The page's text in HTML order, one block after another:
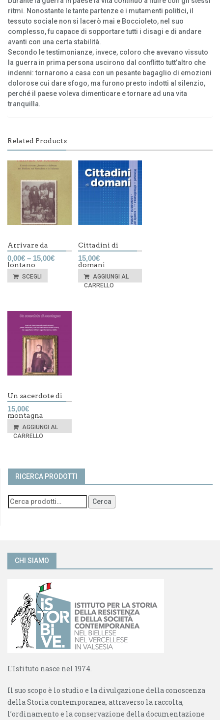
ritmi. Nonostante le tante partenze e i mutamenti politici, il
tessuto sociale non si lacerò mai e Boccioleto, nel suo
complesso, fu capace di sopportare tutti i disagi e di andare
avanti con una certa stabilità.
Secondo le testimonianze, invece, coloro che avevano vissuto
la guerra in prima persona uscirono dal conflitto tutt’altro che
indenni: tornarono a casa con un pesante bagaglio di emozioni
dolorose cui dare sfogo, ma furono presto indotti al silenzio,
perché il paese voleva dimenticare e tornare ad una vita
tranquilla.
Related Products
Arrivare da
lontano
0,00€ – 15,00€
SCEGLI
Cittadini di
domani
15,00€
AGGIUNGI AL
CARRELLO
Un sacerdote di
montagna
15,00€
AGGIUNGI AL
CARRELLO
RICERCA PRODOTTI
Cerca
CHI SIAMO
L'Istituto nasce nel 1974.
Il suo scopo è lo studio e la divulgazione della conoscenza
della Storia contemporanea, attraverso la raccolta,
l’ordinamento e la conservazione della documentazione